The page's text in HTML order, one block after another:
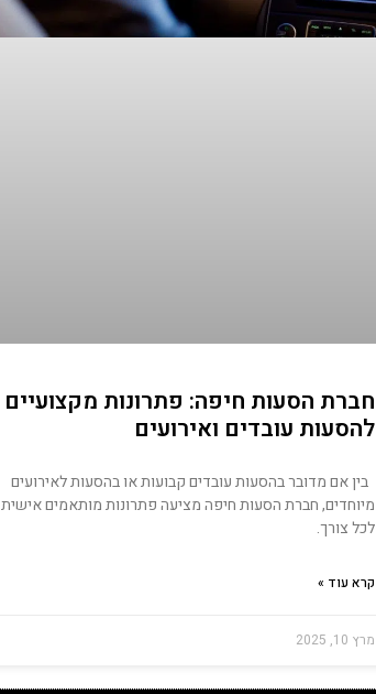
חברת הסעות חיפה: פתרונות מקצועיים
להסעות עובדים ואירועים
בין אם מדובר בהסעות עובדים קבועות או בהסעות לאירועים
מיוחדים, חברת הסעות חיפה מציעה פתרונות מותאמים אישית
לכל צורך.
קרא עוד »
מרץ 10, 2025